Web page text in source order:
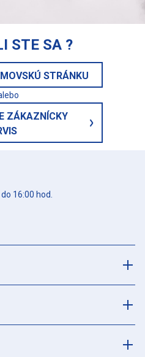
STE SA ?
STRÁNKU
ZÁKAZNÍCKY
16:00 hod.